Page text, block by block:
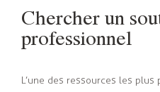
Chercher un
professionnel
L’une des ressources les